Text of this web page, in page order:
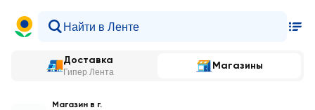
Доставка
Гипер Лента
Магазины
Магазин в г.